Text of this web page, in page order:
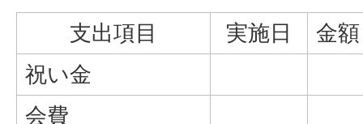
支出項目 実施日
金
祝い金
会費